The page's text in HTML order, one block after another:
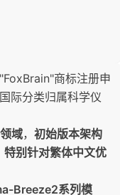
商标注册申
际分类归属科学仪
域， 初始版本架构
特别针对繁体中文优
Breeze2系列模